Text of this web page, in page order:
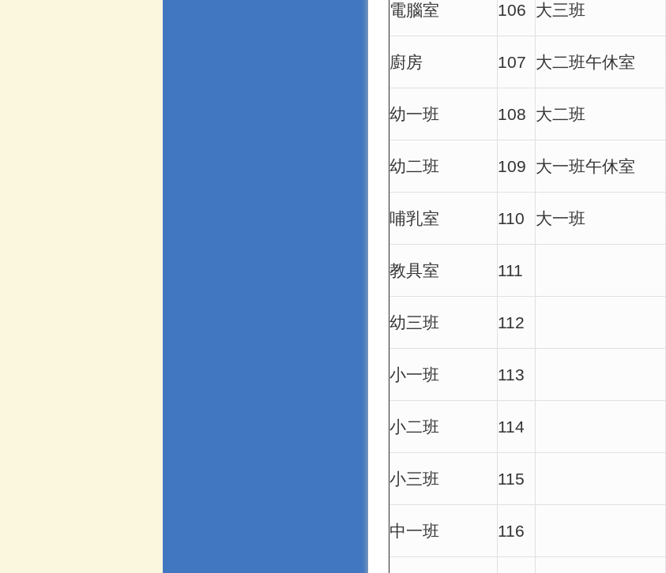
電腦室 106 大三班
廚房 107 大二班午休室
幼一班 108 大二班
幼二班 109 大一班午休室
哺乳室 110 大一班
教具室 111
幼三班 112
小一班 113
小二班 114
小三班 115
中一班 116